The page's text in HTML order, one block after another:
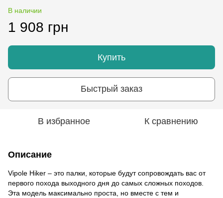
В наличии
1 908 грн
Купить
Быстрый заказ
В избранное К сравнению
Описание
Vipole Hiker – это палки, которые будут сопровождать вас от
первого похода выходного дня до самых сложных походов.
Эта модель максимально проста, но вместе с тем и